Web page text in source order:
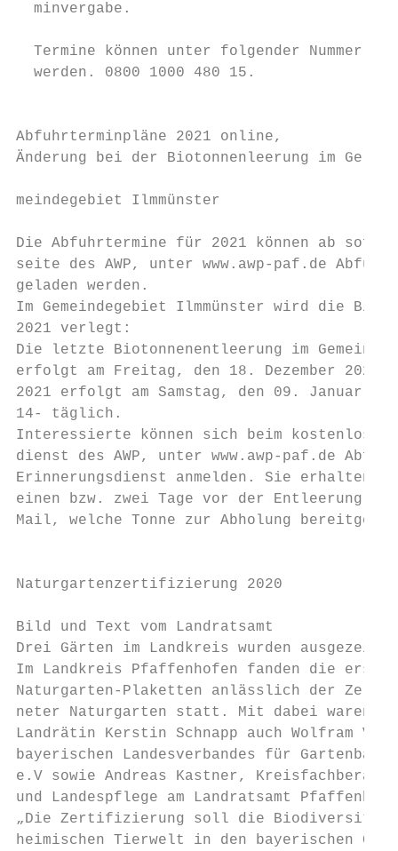
  minvergabe.
Termine können unter folgender Nummer
werden. 0800 1000 480 15.
Abfuhrterminpläne 2021 online,
Änderung bei der Biotonnenleerung im
meindegebiet Ilmmünster
Die Abfuhrtermine für 2021 können ab
seite des AWP, unter www.awp-paf.de
geladen werden.
Im Gemeindegebiet Ilmmünster wird die
2021 verlegt:
Die letzte Biotonnenentleerung im
erfolgt am Freitag, den 18. Dezember
2021 erfolgt am Samstag, den 09. Januar
14- täglich.
Interessierte können sich beim
dienst des AWP, unter www.awp-paf.de
Erinnerungsdienst anmelden. Sie
einen bzw. zwei Tage vor der Entleerung
Mail, welche Tonne zur Abholung
Naturgartenzertifizierung 2020
Bild und Text vom Landratsamt
Drei Gärten im Landkreis wurden
Im Landkreis Pfaffenhofen fanden die
Naturgarten-Plaketten anlässlich der
neter Naturgarten statt. Mit dabei waren
Landrätin Kerstin Schnapp auch Wolfram
bayerischen Landesverbandes für
e.V sowie Andreas Kastner,
und Landespflege am Landratsamt
„Die Zertifizierung soll die Biodiversität
heimischen Tierwelt in den bayerischen